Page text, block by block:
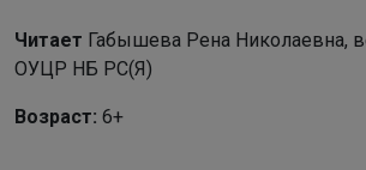
Читает Габышева Рена Николаевна,
ОУЦР НБ РС(Я)
Возраст: 6+